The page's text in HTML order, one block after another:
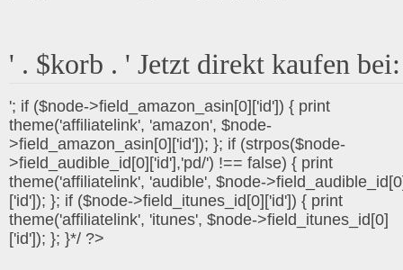
' . $korb . ' Jetzt direkt kaufen bei:
'; if ($node->field_amazon_asin[0]['id']) { print
theme('affiliatelink', 'amazon', $node-
>field_amazon_asin[0]['id']); }; if (strpos($node-
>field_audible_id[0]['id'],'pd/') !== false) { print
theme('affiliatelink', 'audible', $node-
['id']); }; if ($node->field_itunes_id[0]['id']) { print
theme('affiliatelink', 'itunes', $node->field_itunes_id[0]
['id']); }; }*/ ?>